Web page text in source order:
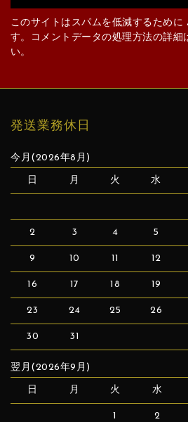
このサイトはスパムを低減するために
す。
コメントデータの処理方法の詳細
い。
発送業務休日
今月(2026年8月)
日 月 火 水
2 3 4 5
9 10 11 12
16 17 18 19
23 24 25 26
30 31
翌月(2026年9月)
日 月 火 水
1 2